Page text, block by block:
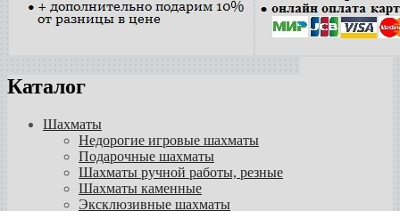
Каталог
Шахматы
Недорогие игровые шахматы
Подарочные шахматы
Шахматы ручной работы, резные
Шахматы каменные
Эксклюзивные шахматы